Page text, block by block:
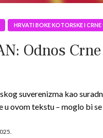
HRVATI BOKE KOTORSKE I CRNE
Odnos
suverenizma kao
ovom tekstu – moglo bi